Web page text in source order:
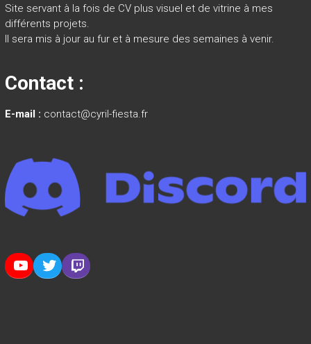
Site servant à la fois de CV plus visuel et de vitrine à mes
différents projets.
Il sera mis à jour au fur et à mesure des semaines à venir.
Contact :
E-mail : contact@cyril-fiesta.fr
YouTube
TwitterTwitch